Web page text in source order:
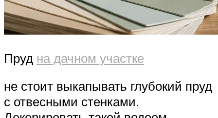
Пруд на дачном участке
не стоит выкапывать глубокий пруд
с отвесными стенками.